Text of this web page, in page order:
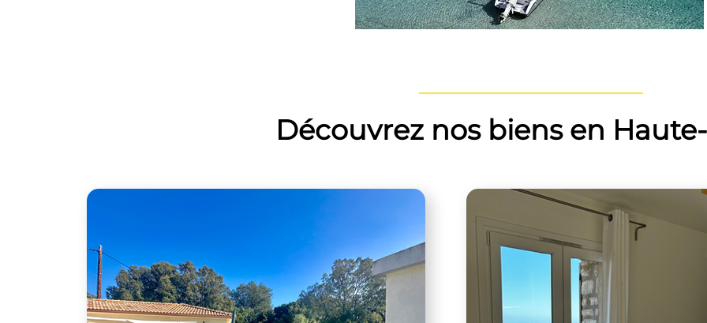
Découvrez nos biens en